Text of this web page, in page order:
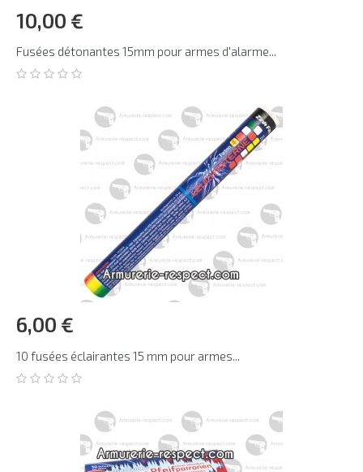
10,00 €
Fusées détonantes 15mm pour armes d'alarme...
6,00 €
10 fusées éclairantes 15 mm pour armes...